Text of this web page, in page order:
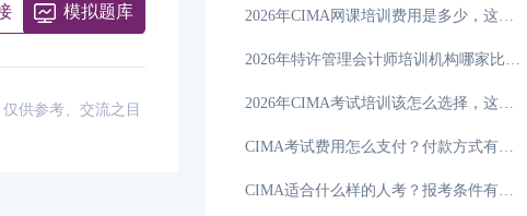
模拟题库
供参考、交流之目
怎么支付？